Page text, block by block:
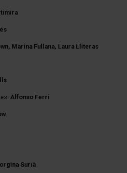
Marina Fullana, Laura Lliteras
Alfonso Ferri
Surià